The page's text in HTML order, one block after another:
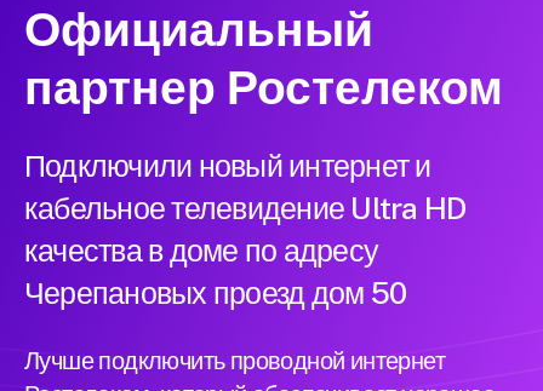
Официальный
партнер Ростелеком
Подключили новый интернет и
кабельное телевидение Ultra HD
качества в доме по адресу
Черепановых проезд дом 50
Лучше подключить проводной интернет